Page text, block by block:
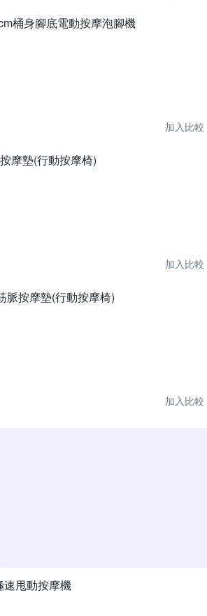
桶身腳底電動按摩泡腳機
加入比較
摩墊(行動按摩椅)
加入比較
脈按摩墊(行動按摩椅)
加入比較
速甩動按摩機